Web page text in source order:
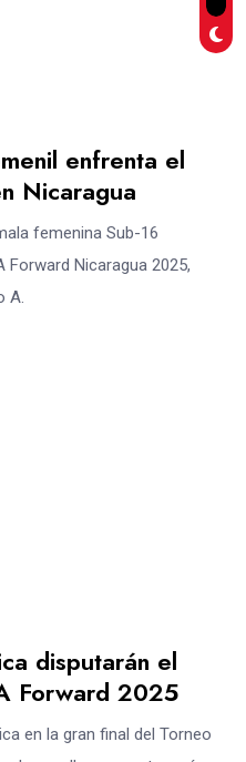
enfrenta el
Nicaragua
femenina Sub-16
Forward Nicaragua 2025,
A.
disputarán el
Forward 2025
en la gran final del Torneo